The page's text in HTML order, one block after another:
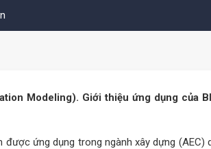
Modeling). Giới thiệu ứng dụng của
ứng dụng trong ngành xây dựng (AEC)